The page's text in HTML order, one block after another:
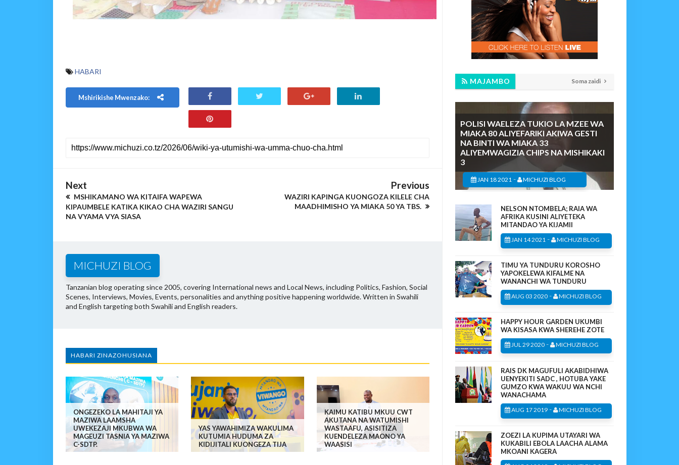
HABARI
Mshirikishe Mwenzako:
Next
MSHIKAMANO WA KITAIFA WAPEWA
KIPAUMBELE KATIKA KIKAO CHA WAZIRI SANGU
NA VYAMA VYA SIASA
Previous
WAZIRI KAPINGA KUONGOZA KILELE CHA
MAADHIMISHO YA MIAKA 50 YA TBS.
MICHUZI BLOG
Tanzanian blog operating since 2005, covering International news and Local News, including Politics, Fashion, Social
Scenes, Interviews, Movies, Events, personalities and anything positive happening worldwide. Written in Swahili
and English targeting both Swahili and English readers.
HABARI ZINAZOHUSIANA
ONGEZEKO LA MAHITAJI YA
MAZIWA LAAMSHA
UWEKEZAJI MKUBWA WA
MAGEUZI TASNIA YA MAZIWA
C-SDTP.
YAS YAWAHIMIZA WAKULIMA
KUTUMIA HUDUMA ZA
KIDIJITALI KUONGEZA TIJA
KAIMU KATIBU MKUU CWT
AKUTANA NA WATUMISHI
WASTAAFU, ASISITIZA
KUENDELEZA MAONO YA
WAASISI
MAJAMBO Soma zaidi
POLISI WAELEZA TUKIO LA MZEE WA
MIAKA 80 ALIYEFARIKI AKIWA GESTI
NA BINTI WA MIAKA 33
ALIYEMWAGIZIA CHIPS NA MISHIKAKI
3
JAN 18 2021 - MICHUZI BLOG
NELSON NTOMBELA; RAIA WA
AFRIKA KUSINI ALIYETEKA
MITANDAO YA KIJAMII
JAN 14 2021 - MICHUZI BLOG
TIMU YA TUNDURU KOROSHO
YAPOKELEWA KIFALME NA
WANANCHI WA TUNDURU
AUG 03 2020 - MICHUZI BLOG
HAPPY HOUR GARDEN UKUMBI
WA KISASA KWA SHEREHE ZOTE
JUL 29 2020 - MICHUZI BLOG
RAIS DK MAGUFULI AKABIDHIWA
UENYEKITI SADC , HOTUBA YAKE
GUMZO KWA WAKUU WA NCHI
WANACHAMA
AUG 17 2019 - MICHUZI BLOG
ZOEZI LA KUPIMA UTAYARI WA
KUKABILI EBOLA LAACHA ALAMA
MKOANI KAGERA